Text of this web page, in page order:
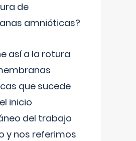
de
amnióticas?
así a la rotura
que sucede
inicio
del trabajo
y nos referimos